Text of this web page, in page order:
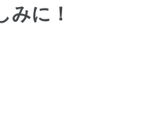
みに！